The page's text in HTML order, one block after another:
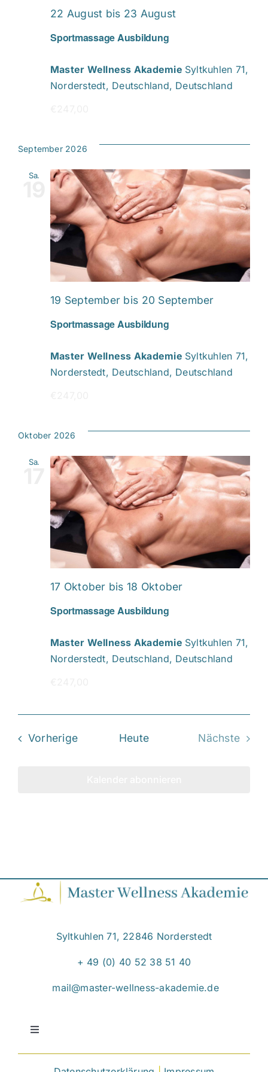
Sportmassage Ausbildung
22 August bis 23 August
Master Wellness Akademie Syltkuhlen 71,
Norderstedt, Deutschland, Deutschland
September 2026
Sa.
Sportmassage Ausbildung
19 September bis 20 September
Master Wellness Akademie Syltkuhlen 71,
Norderstedt, Deutschland, Deutschland
Oktober 2026
Sa.
Sportmassage Ausbildung
17 Oktober bis 18 Oktober
Master Wellness Akademie Syltkuhlen 71,
Norderstedt, Deutschland, Deutschland
VorherigeVeranstaltungen
Heute
Nächste
Syltkuhlen 71, 22846 Norderstedt
+ 49 (0) 40 52 38 51 40
mail@master-wellness-akademie.de
Toggle